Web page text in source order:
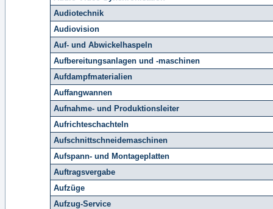
Audiotechnik
Audiovision
Auf- und Abwickelhaspeln
Aufbereitungsanlagen und -maschinen
Aufdampfmaterialien
Auffangwannen
Aufnahme- und Produktionsleiter
Aufrichteschachteln
Aufschnittschneidemaschinen
Aufspann- und Montageplatten
Auftragsvergabe
Aufzüge
Aufzug-Service